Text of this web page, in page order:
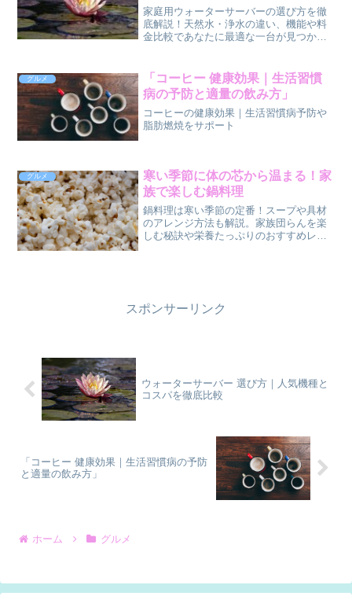
家庭用ウォーターサーバーの選び方を徹
底解説！天然水・浄水の違い、機能や料
金比較であなたに最適な一台が見つかり
グルメ
「コーヒー 健康効果｜生活習慣
病の予防と適量の飲み方」
コーヒーの健康効果｜生活習慣病予防や
脂肪燃焼をサポート
グルメ
寒い季節に体の芯から温まる！家
族で楽しむ鍋料理
鍋料理は寒い季節の定番！スープや具材
のアレンジ方法も解説。家族団らんを楽
しむ秘訣や栄養たっぷりのおすすめレシ
スポンサーリンク
ウォーターサーバー 選び方｜人気機種と
コスパを徹底比較
「コーヒー 健康効果｜生活習慣病の予防
と適量の飲み方」
ホーム グルメ